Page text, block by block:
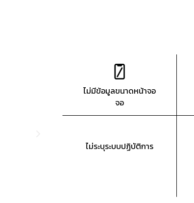
ไม่มีข้อมูลขนาดหน้าจอ
จอ
ไม่ระบุระบบปฏิบัติการ